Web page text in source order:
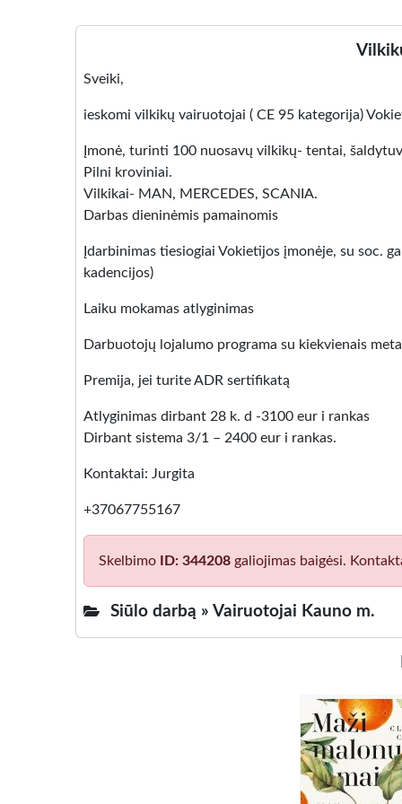
Sveiki,
ieskomi vilkikų vairuotojai ( CE 95 kategorija)
Įmonė, turinti 100 nuosavų vilkikų- tentai,
Pilni kroviniai.
Vilkikai- MAN, MERCEDES, SCANIA.
Darbas dieninėmis pamainomis
Įdarbinimas tiesiogiai Vokietijos įmonėje, su soc.
kadencijos)
Laiku mokamas atlyginimas
Darbuotojų lojalumo programa su kiekvienais
Premija, jei turite ADR sertifikatą
Atlyginimas dirbant 28 k. d -3100 eur i rankas
Dirbant sistema 3/1 – 2400 eur i rankas.
Kontaktai: Jurgita
+37067755167
Skelbimo ID: 344208 galiojimas baigėsi.
Siūlo darbą » Vairuotojai Kauno m.